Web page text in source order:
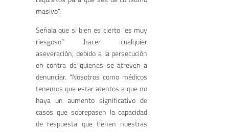
masivo”.
Señala que si bien es cierto “es muy
riesgoso” hacer cualquier
aseveración, debido a la persecución
en contra de quienes se atreven a
denunciar. “Nosotros como médicos
tenemos que estar atentos a que no
haya un aumento significativo de
casos que sobrepasen la capacidad
de respuesta que tienen nuestras